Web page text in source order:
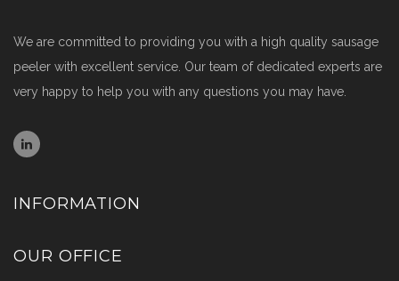
We are committed to providing you with a high quality sausage
peeler with excellent service. Our team of dedicated experts are
very happy to help you with any questions you may have.
INFORMATION
OUR OFFICE